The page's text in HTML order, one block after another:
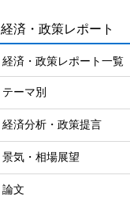
経済・政策レポート
経済・政策レポート一覧
テーマ別
経済分析・政策提言
景気・相場展望
論文